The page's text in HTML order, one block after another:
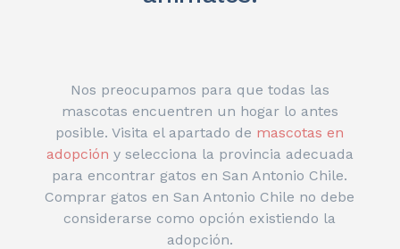
Nos preocupamos para que todas las
mascotas encuentren un hogar lo antes
posible. Visita el apartado de mascotas en
adopción y selecciona la provincia adecuada
para encontrar gatos en San Antonio Chile.
Comprar gatos en San Antonio Chile no debe
considerarse como opción existiendo la
adopción.